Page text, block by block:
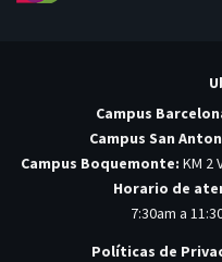
Campus
Campus San
Campus Boquemonte: KM 2
Horario de
7:30am a
Políticas de